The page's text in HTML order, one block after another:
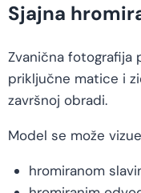
Sjajna
Zvanična fotografija
priključne matice i
završnoj obradi.
Model se može
hromiranom